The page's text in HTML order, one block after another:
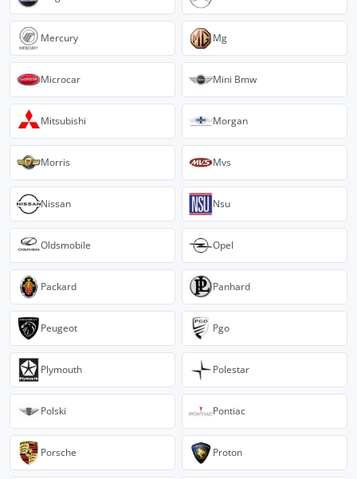
Mercury Mg
Microcar Mini Bmw
Mitsubishi Morgan
Morris Mvs
Nissan Nsu
Oldsmobile Opel
Packard Panhard
Peugeot Pgo
Plymouth Polestar
Polski Pontiac
Porsche Proton